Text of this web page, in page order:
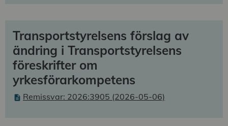
Transportstyrelsens förslag av
ändring i Transportstyrelsens
föreskrifter om
yrkesförarkompetens
Remissvar: 2026:3905 (2026-05-06)